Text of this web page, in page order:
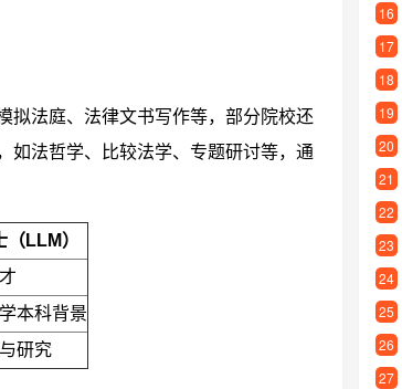
拟法庭、法律文书写作等，部分院校还
如法哲学、比较法学、专题研讨等，通
LLM）
本科背景
研究
16
17
18
19
20
21
22
23
24
25
26
27